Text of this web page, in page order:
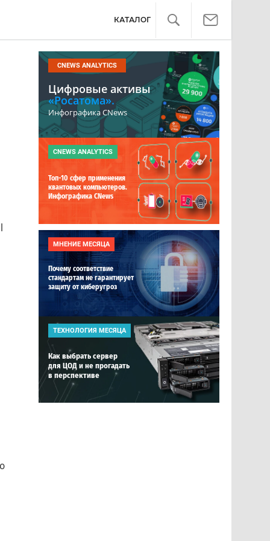
КАТАЛОГ
CNEWS ANALYTICS
Цифровые активы
«Росатома».
Инфографика CNews
CNEWS ANALYTICS
Топ-10 сфер применения
квантовых компьютеров.
Инфографика CNews
МНЕНИЕ МЕСЯЦА
Почему соответствие
стандартам не гарантирует
защиту от киберугроз
ТЕХНОЛОГИЯ МЕСЯЦА
Как выбрать сервер
для ЦОД и не прогадать
в перспективе